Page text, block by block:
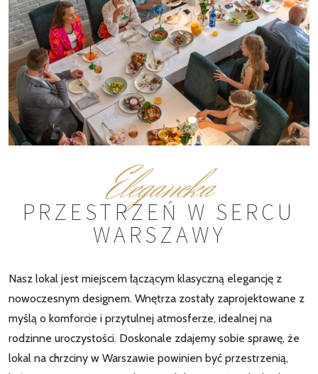
Elegancka
PRZESTRZEŃ W SERCU
WARSZAWY
Nasz lokal jest miejscem łączącym klasyczną elegancję z
nowoczesnym designem. Wnętrza zostały zaprojektowane z
myślą o komforcie i przytulnej atmosferze, idealnej na
rodzinne uroczystości. Doskonale zdajemy sobie sprawę, że
lokal na chrzciny w Warszawie powinien być przestrzenią,